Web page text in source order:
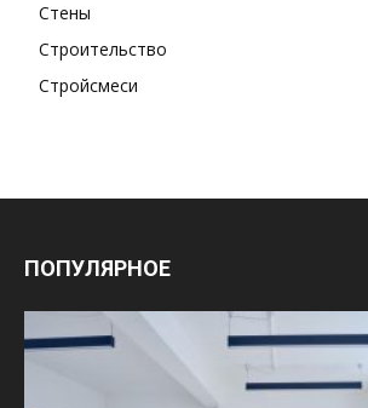
Стены
Строительство
Стройсмеси
ПОПУЛЯРНОЕ